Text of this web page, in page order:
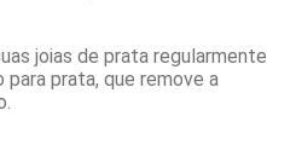
joias de prata regularmente
prata, que remove a